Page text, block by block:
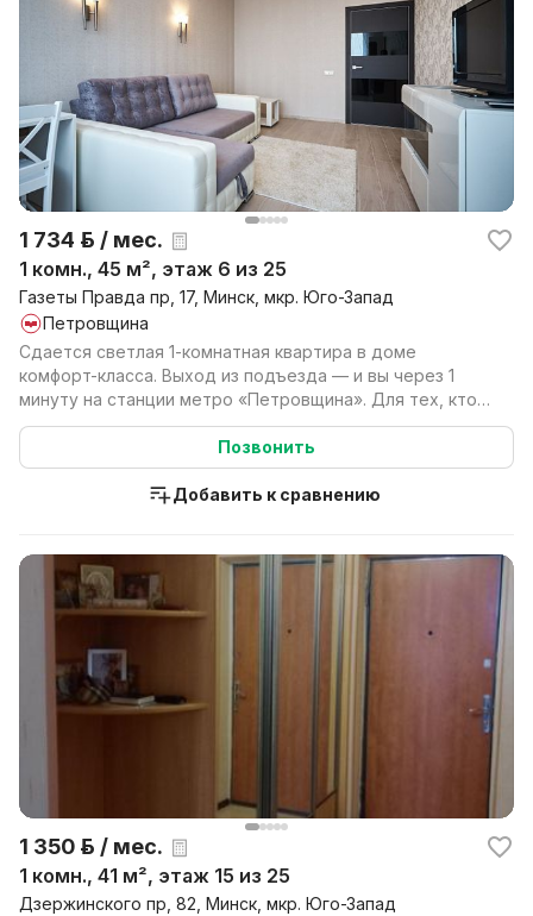
1 734 р. / мес.
1 комн., 45 м², этаж 6 из 25
Газеты Правда пр, 17, Минск, мкр. Юго-Запад
Петровщина
Сдается светлая 1-комнатная квартира в доме
комфорт-класса. Выход из подъезда — и вы через 1
минуту на станции метро «Петровщина». Для тех, кто
устал ...
Позвонить
Добавить к сравнению
1 350 р. / мес.
1 комн., 41 м², этаж 15 из 25
Дзержинского пр, 82, Минск, мкр. Юго-Запад